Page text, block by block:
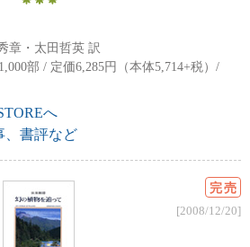
章・太田哲英 訳
部 / 定価6,285円（本体5,714+税）/
へ
、書評など
完売
[2008/12/20]